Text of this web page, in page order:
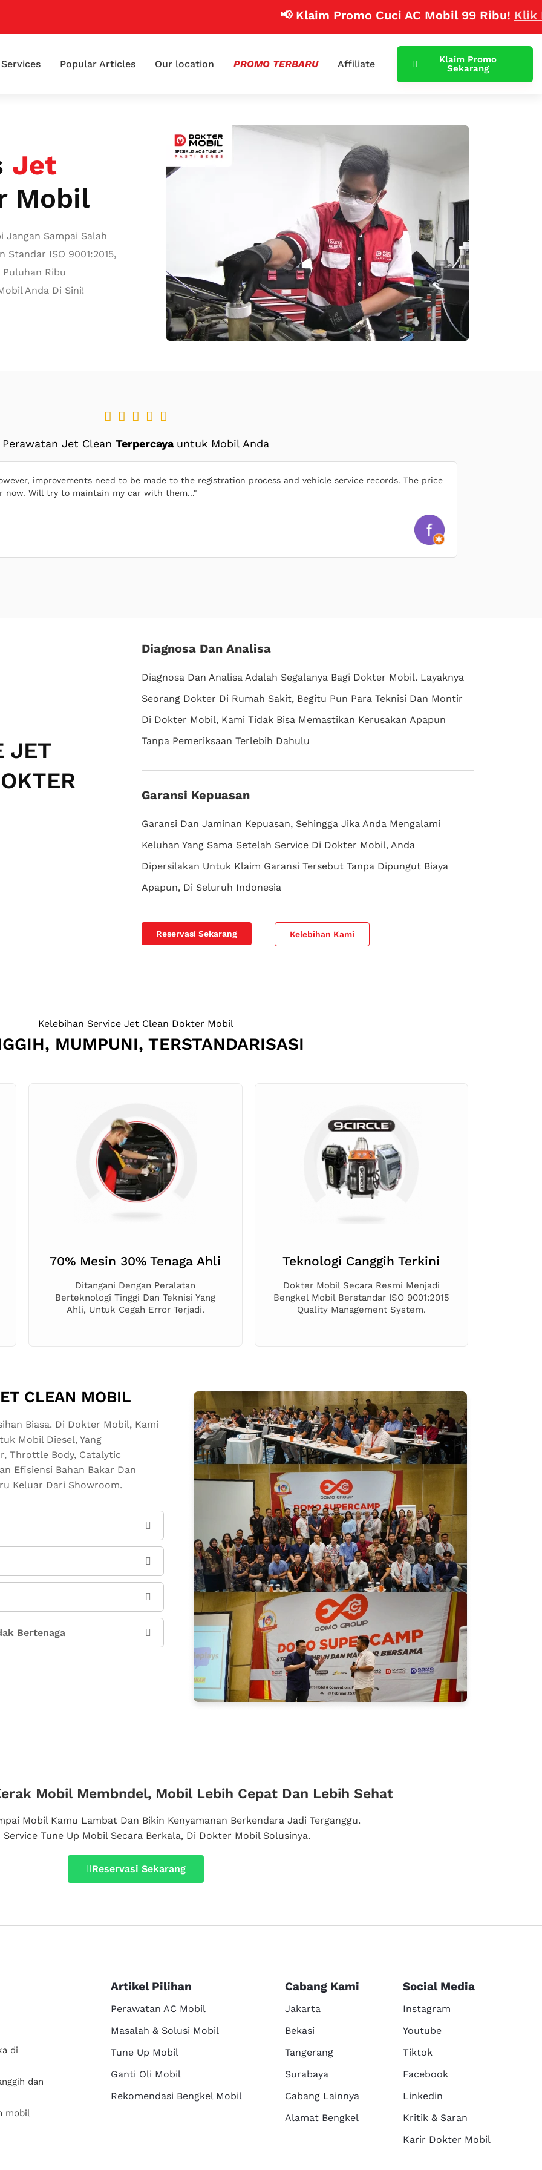
📢 Klaim Promo Cuci AC Mobil 99 Ribu!Klik Disini
Services Popular Articles Our location PROMO TERBARU Affiliate
Klaim Promo
Sekarang
Jet
Mobil
Jangan Sampai Salah
Standar ISO 9001:2015,
Ribu
Anda Di Sini!
    
Perawatan Jet Clean Terpercaya untuk Mobil Anda
improvements need to be made to the registration process and vehicle service records. The price
Will try to maintain my car with them..."
JET
Diagnosa Dan Analisa
Diagnosa Dan Analisa Adalah Segalanya Bagi Dokter Mobil. Layaknya
Seorang Dokter Di Rumah Sakit, Begitu Pun Para Teknisi Dan Montir
Di Dokter Mobil, Kami Tidak Bisa Memastikan Kerusakan Apapun
Tanpa Pemeriksaan Terlebih Dahulu
Garansi Kepuasan
Garansi Dan Jaminan Kepuasan, Sehingga Jika Anda Mengalami
Keluhan Yang Sama Setelah Service Di Dokter Mobil, Anda
Dipersilakan Untuk Klaim Garansi Tersebut Tanpa Dipungut Biaya
Apapun, Di Seluruh Indonesia
Reservasi Sekarang Kelebihan Kami
Kelebihan Service Jet Clean Dokter Mobil
MUMPUNI, TERSTANDARISASI
70% Mesin 30% Tenaga Ahli
Ditangani Dengan Peralatan
Berteknologi Tinggi Dan Teknisi Yang
Ahli, Untuk Cegah Error Terjadi.
Teknologi Canggih Terkini
Dokter Mobil Secara Resmi Menjadi
Bengkel Mobil Berstandar ISO 9001:2015
Quality Management System.
CLEAN MOBIL
Biasa. Di Dokter Mobil, Kami
Mobil Diesel, Yang
Throttle Body, Catalytic
Efisiensi Bahan Bakar Dan
Keluar Dari Showroom.
Bertenaga
Mobil Membndel, Mobil Lebih Cepat Dan Lebih Sehat
Mobil Kamu Lambat Dan Bikin Kenyamanan Berkendara Jadi Terganggu.
Service Tune Up Mobil Secara Berkala, Di Dokter Mobil Solusinya.
Reservasi Sekarang
di
dan
mobil
Artikel Pilihan
Perawatan AC Mobil
Masalah & Solusi Mobil
Tune Up Mobil
Ganti Oli Mobil
Rekomendasi Bengkel Mobil
Cabang Kami
Jakarta
Bekasi
Tangerang
Surabaya
Cabang Lainnya
Alamat Bengkel
Social Media
Instagram
Youtube
Tiktok
Facebook
Linkedin
Kritik & Saran
Karir Dokter Mobil